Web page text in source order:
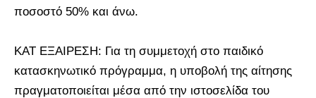
ποσοστό 50% και άνω.
ΚΑΤ ΕΞΑΙΡΕΣΗ: Για τη συμμετοχή στο παιδικό
κατασκηνωτικό πρόγραμμα, η υποβολή της αίτησης
πραγματοποιείται μέσα από την ιστοσελίδα του